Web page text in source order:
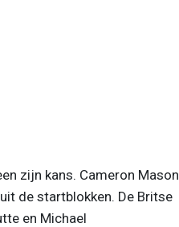
zijn kans. Cameron Mason
de startblokken. De Britse
en Michael